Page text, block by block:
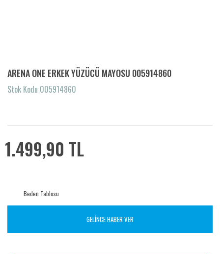
ARENA ONE ERKEK YÜZÜCÜ MAYOSU 005914860
Stok Kodu 005914860
1.499,90 TL
Beden Tablosu
GELİNCE HABER VER